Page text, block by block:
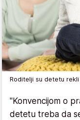
Roditelji su detetu
"Konvencijom o
detetu treba da